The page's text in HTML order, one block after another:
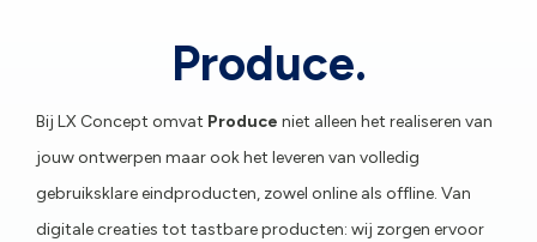
Produce.
Bij LX Concept omvat Produce niet alleen het realiseren van
jouw ontwerpen maar ook het leveren van volledig
gebruiksklare eindproducten, zowel online als offline. Van
digitale creaties tot tastbare producten: wij zorgen ervoor